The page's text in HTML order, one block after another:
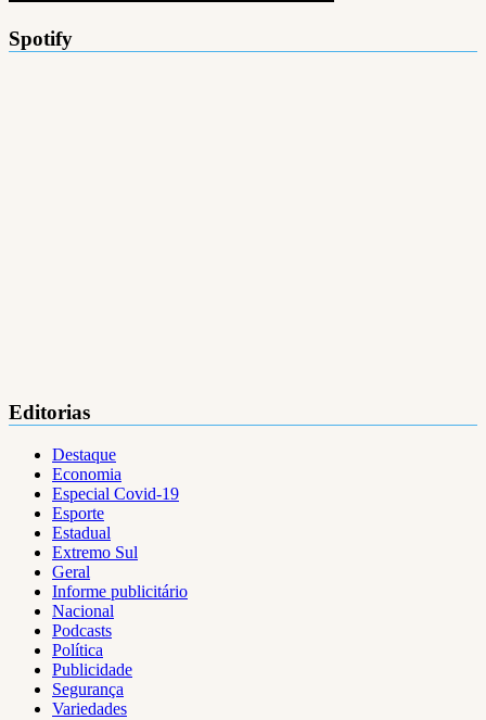
Spotify
Editorias
Destaque
Economia
Especial Covid-19
Esporte
Estadual
Extremo Sul
Geral
Informe publicitário
Nacional
Podcasts
Política
Publicidade
Segurança
Variedades